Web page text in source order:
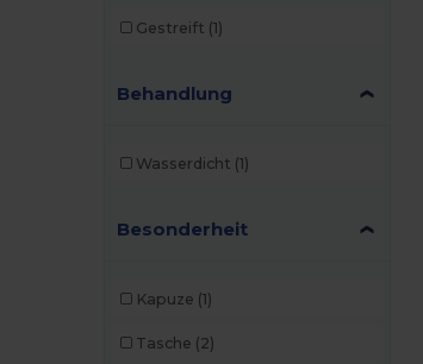
Gestreift (1)
Behandlung
Wasserdicht (1)
Besonderheit
Kapuze (1)
Tasche (2)